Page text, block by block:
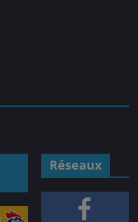
Réseaux